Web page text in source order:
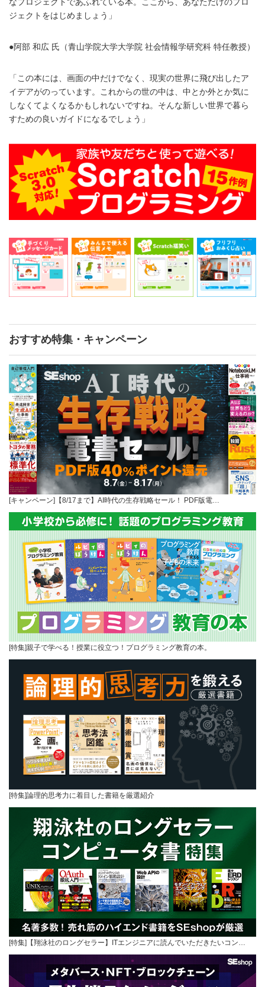
ジェクトをはじめましょう」
●阿部 和広 氏（青山学院大学大学院 社会情報学研究科 特任教授）
「この本には、画面の中だけでなく、現実の世界に飛び出したア
イデアがのっています。これからの世の中は、中とか外とか気に
しなくてよくなるかもしれないですね。そんな新しい世界で暮ら
すための良いガイドになるでしょう」
おすすめ特集・キャンペーン
[キャンペーン]【8/17まで】AI時代の生存戦略セール！ PDF版電…
[特集]親子で学べる！授業に役立つ！プログラミング教育の本。
[特集]論理的思考力に着目した書籍を厳選紹介
[特集]【翔泳社のロングセラー】ITエンジニアに読んでいただきたいコン…